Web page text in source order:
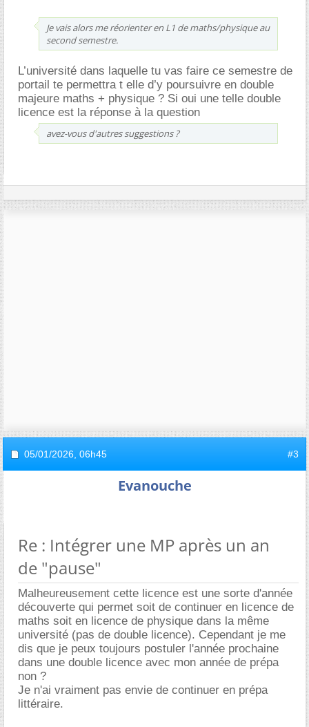
Je vais alors me réorienter en L1 de maths/physique au
second semestre.
L’université dans laquelle tu vas faire ce semestre de
portail te permettra t elle d’y poursuivre en double
majeure maths + physique ? Si oui une telle double
licence est la réponse à la question
avez-vous d'autres suggestions ?
05/01/2026, 06h45 #3
Evanouche
Re : Intégrer une MP après un an
de "pause"
Malheureusement cette licence est une sorte d'année
découverte qui permet soit de continuer en licence de
maths soit en licence de physique dans la même
université (pas de double licence). Cependant je me
dis que je peux toujours postuler l'année prochaine
dans une double licence avec mon année de prépa
non ?
Je n'ai vraiment pas envie de continuer en prépa
littéraire.